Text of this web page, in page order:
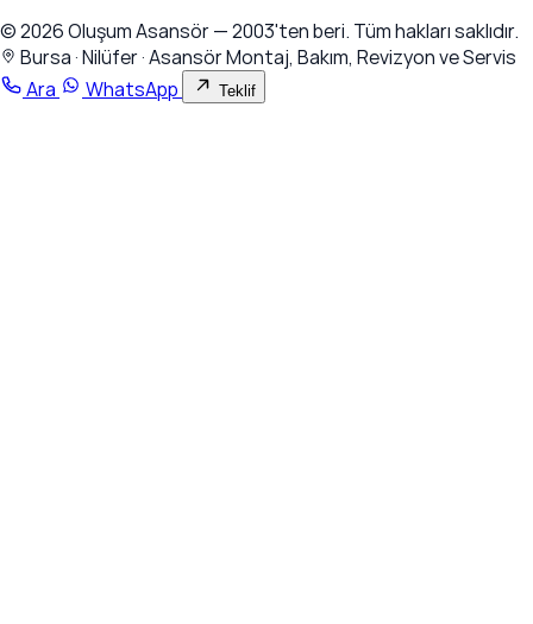
© 2026 Oluşum Asansör — 2003'ten beri. Tüm hakları saklıdır.
Bursa · Nilüfer · Asansör Montaj, Bakım, Revizyon ve Servis
Ara
WhatsApp Teklif